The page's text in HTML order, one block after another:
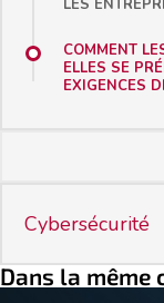
LES
COMMENT
ELLES SE
EXIGENCES
Cybersécurité
Dans la même